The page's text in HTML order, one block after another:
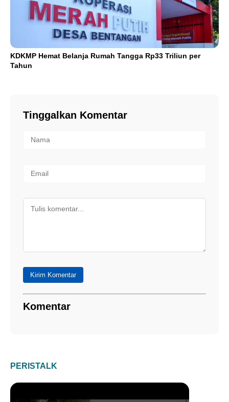
KDKMP Hemat Belanja Rumah Tangga Rp33 Triliun per
Tahun
Tinggalkan Komentar
Kirim Komentar
Komentar
PERISTALK